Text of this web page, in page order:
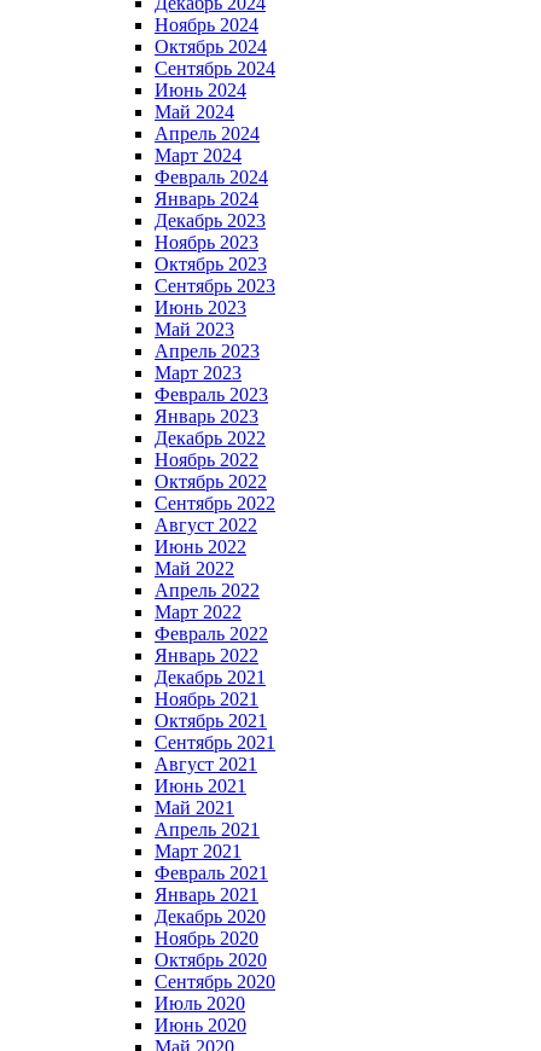
Ноябрь 2024
Октябрь 2024
Сентябрь 2024
Июнь 2024
Май 2024
Апрель 2024
Март 2024
Февраль 2024
Январь 2024
Декабрь 2023
Ноябрь 2023
Октябрь 2023
Сентябрь 2023
Июнь 2023
Май 2023
Апрель 2023
Март 2023
Февраль 2023
Январь 2023
Декабрь 2022
Ноябрь 2022
Октябрь 2022
Сентябрь 2022
Август 2022
Июнь 2022
Май 2022
Апрель 2022
Март 2022
Февраль 2022
Январь 2022
Декабрь 2021
Ноябрь 2021
Октябрь 2021
Сентябрь 2021
Август 2021
Июнь 2021
Май 2021
Апрель 2021
Март 2021
Февраль 2021
Январь 2021
Декабрь 2020
Ноябрь 2020
Октябрь 2020
Сентябрь 2020
Июль 2020
Июнь 2020
Май 2020